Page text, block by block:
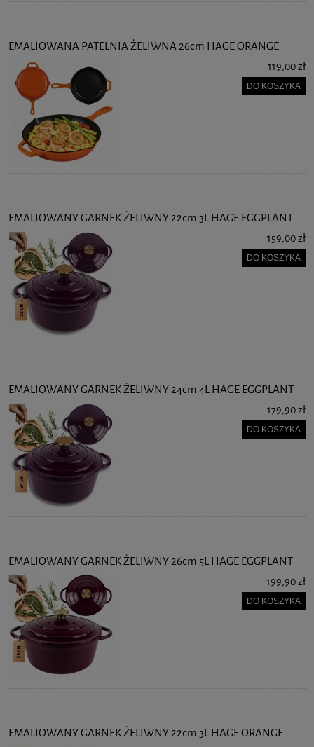
EMALIOWANA PATELNIA ŻELIWNA 26cm HAGE ORANGE
119,00 zł
DO KOSZYKA
EMALIOWANY GARNEK ŻELIWNY 22cm 3L HAGE EGGPLANT
159,00 zł
DO KOSZYKA
EMALIOWANY GARNEK ŻELIWNY 24cm 4L HAGE EGGPLANT
179,90 zł
DO KOSZYKA
EMALIOWANY GARNEK ŻELIWNY 26cm 5L HAGE EGGPLANT
199,90 zł
DO KOSZYKA
EMALIOWANY GARNEK ŻELIWNY 22cm 3L HAGE ORANGE